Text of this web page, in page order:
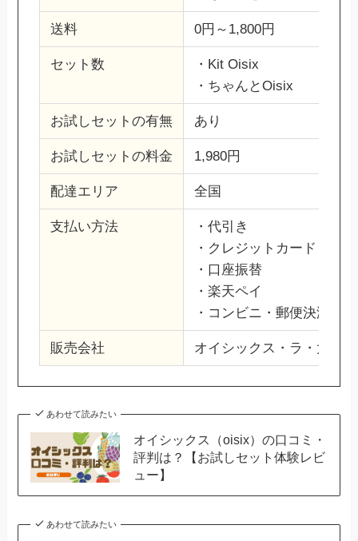
送料 0円～1,800円
セット数
・Kit Oisix
・ちゃんとOisix
お試しセットの有無 あり
お試しセットの料金 1,980円
配達エリア 全国
支払い方法
・代引き
・クレジットカード
・口座振替
・楽天ペイ
・コンビニ・郵便決済
販売会社 オイシックス・ラ・大地
あわせて読みたい
オイシックス（oisix）の口コミ・
評判は？【お試しセット体験レビ
ュー】
あわせて読みたい